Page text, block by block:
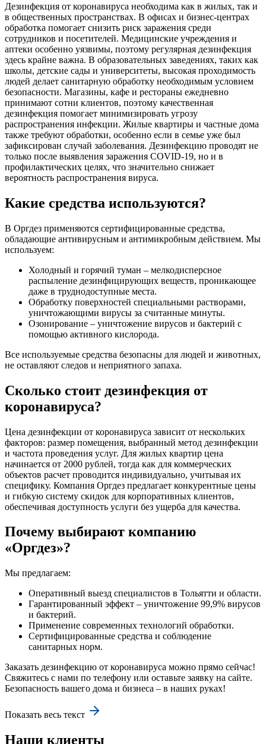
Дезинфекция от коронавируса необходима как в жилых, так и
в общественных пространствах. В офисах и бизнес-центрах
обработка помогает снизить риск заражения среди
сотрудников и посетителей. Медицинские учреждения и
аптеки особенно уязвимы, поэтому регулярная дезинфекция
здесь крайне важна. В образовательных заведениях, таких как
школы, детские сады и университеты, высокая проходимость
людей делает санитарную обработку необходимым условием
безопасности. Магазины, кафе и рестораны ежедневно
принимают сотни клиентов, поэтому качественная
дезинфекция помогает минимизировать угрозу
распространения инфекции. Жилые квартиры и частные дома
также требуют обработки, особенно если в семье уже был
зафиксирован случай заболевания. Дезинфекцию проводят не
только после выявления заражения COVID-19, но и в
профилактических целях, что значительно снижает
вероятность распространения вируса.
Какие средства используются?
В Оргдез применяются сертифицированные средства,
обладающие антивирусным и антимикробным действием. Мы
используем:
Холодный и горячий туман – мелкодисперсное
распыление дезинфицирующих веществ, проникающее
даже в труднодоступные места.
Обработку поверхностей специальными растворами,
уничтожающими вирусы за считанные минуты.
Озонирование – уничтожение вирусов и бактерий с
помощью активного кислорода.
Все используемые средства безопасны для людей и животных,
не оставляют следов и неприятного запаха.
Сколько стоит дезинфекция от
коронавируса?
Цена дезинфекции от коронавируса зависит от нескольких
факторов: размер помещения, выбранный метод дезинфекции
и частота проведения услуг. Для жилых квартир цена
начинается от 2000 рублей, тогда как для коммерческих
объектов расчет проводится индивидуально, учитывая их
специфику. Компания Оргдез предлагает конкурентные цены
и гибкую систему скидок для корпоративных клиентов,
обеспечивая доступность услуги без ущерба для качества.
Почему выбирают компанию
«Оргдез»?
Мы предлагаем:
Оперативный выезд специалистов в Тольятти и области.
Гарантированный эффект – уничтожение 99,9% вирусов
и бактерий.
Применение современных технологий обработки.
Сертифицированные средства и соблюдение
санитарных норм.
Заказать дезинфекцию от коронавируса можно прямо сейчас!
Свяжитесь с нами по телефону или оставьте заявку на сайте.
Безопасность вашего дома и бизнеса – в наших руках!
Показать весь текст
Наши клиенты